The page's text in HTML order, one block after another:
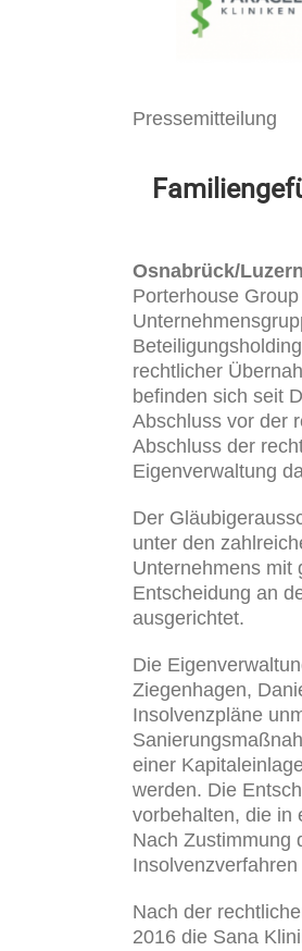
Pressemitteilung
Osnabrück/
Porterhouse
rechtlicher
befinden sich seit
Abschluss vor der
Abschluss der
Eigenverwaltung
Der
unter den
Unternehmens mit
Entscheidung an
ausgerichtet.
Die
Ziegenhagen,
Insolvenzpläne
einer
werden. Die
vorbehalten, die in
Nach Zustimmung
Nach der
2016 die Sana